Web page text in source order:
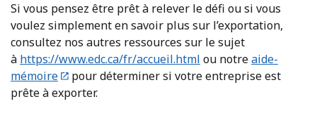
Si vous pensez être prêt à relever le défi ou si vous
voulez simplement en savoir plus sur l’exportation,
consultez nos autres ressources sur le sujet
à https://www.edc.ca/fr/accueil.html ou notreaide-
mémoire
pour déterminer si votre entreprise est
prête à exporter.